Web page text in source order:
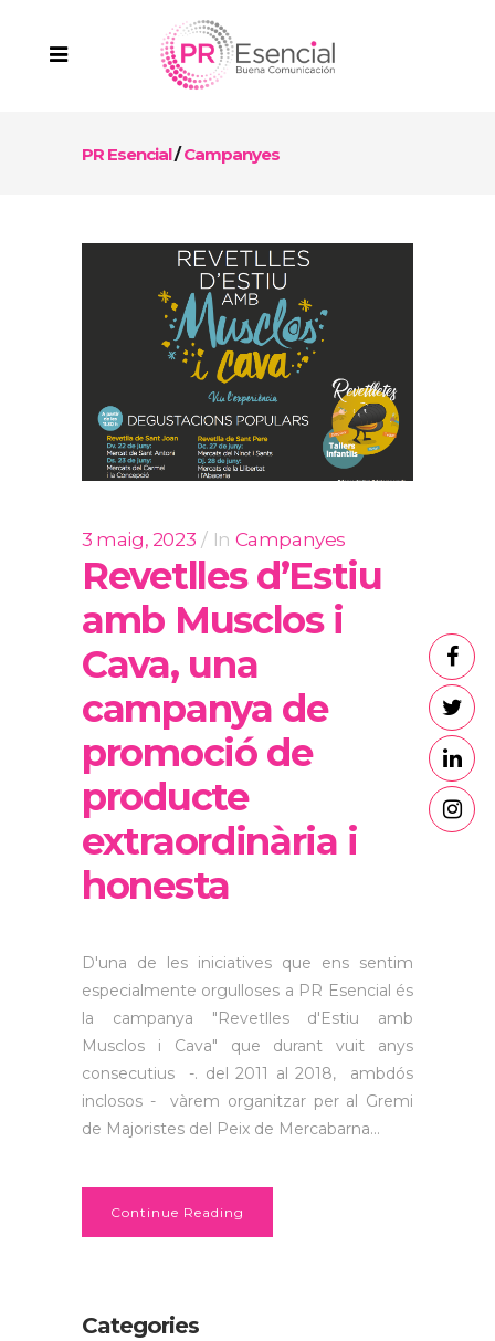
PR Esencial/Campanyes
3 maig, 2023 In Campanyes
Revetlles d’Estiu
amb Musclos i
Cava, una
campanya de
promoció de
producte
extraordinària i
honesta
D'una de les iniciatives que ens sentim
especialmente orgulloses a PR Esencial és
la campanya "Revetlles d'Estiu amb
Musclos i Cava" que durant vuit anys
consecutius -. del 2011 al 2018, ambdós
inclosos - vàrem organitzar per al Gremi
de Majoristes del Peix de Mercabarna...
Continue Reading
Categories